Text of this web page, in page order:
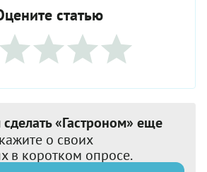
статью
«Гастроном» еще
о своих
в коротком опросе.